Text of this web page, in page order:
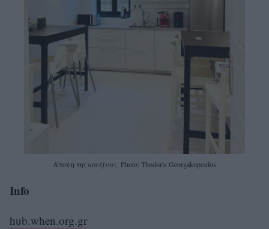
Άποψη της κουζίνας. Photo: Thodoris Georgakopoulos
Info
hub.when.org.gr